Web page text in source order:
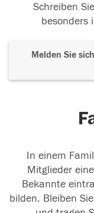
Schreiben
besonders
Melden Sie
In einem
Mitglieder
Bekannte
bilden. Bleiben